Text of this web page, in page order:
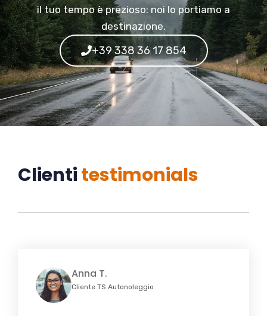
il tuo tempo è prezioso: noi lo portiamo a
destinazione.
+39 338 36 17 854
Clientitestimonials
Anna T.
Cliente TS Autonoleggio